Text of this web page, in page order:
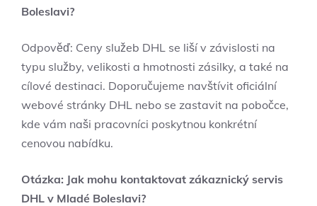
Boleslavi?
Odpověď: Ceny služeb DHL se liší v závislosti na
typu služby, velikosti a hmotnosti zásilky, a také na
cílové destinaci. Doporučujeme navštívit oficiální
webové stránky DHL nebo se zastavit na pobočce,
kde vám naši pracovníci poskytnou konkrétní
cenovou nabídku.
Otázka: Jak mohu kontaktovat zákaznický servis
DHL v Mladé Boleslavi?